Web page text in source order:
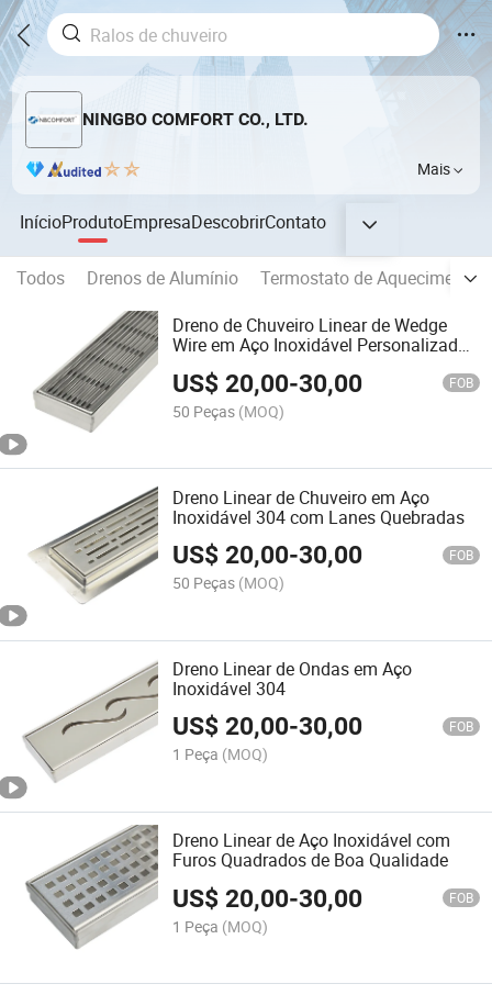
NINGBO COMFORT CO., LTD.
Mais
InícioProdutoEmpresaDescobrirContato
Todos Drenos de Alumínio
Termostato de Aquecimento
Dreno de Chuveiro Linear de Wedge
Wire em Aço Inoxidável Personalizado
US$20,00-30,00 FOB
50 Peças (MOQ)
Dreno Linear de Chuveiro em Aço
Inoxidável 304 com Lanes Quebradas
US$20,00-30,00 FOB
50 Peças (MOQ)
Dreno Linear de Ondas em Aço
Inoxidável 304
US$20,00-30,00 FOB
1 Peça (MOQ)
Dreno Linear de Aço Inoxidável com
Furos Quadrados de Boa Qualidade
US$20,00-30,00 FOB
1 Peça (MOQ)